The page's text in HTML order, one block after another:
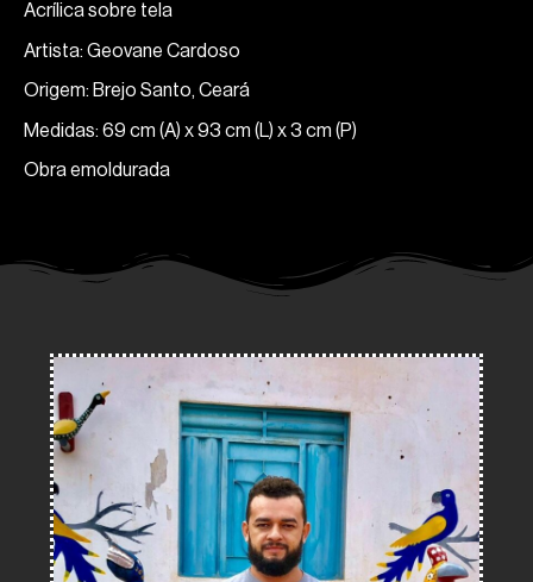
Acrílica sobre tela
Artista: Geovane Cardoso
Origem: Brejo Santo, Ceará
Medidas: 69 cm (A) x 93 cm (L) x 3 cm (P)
Obra emoldurada